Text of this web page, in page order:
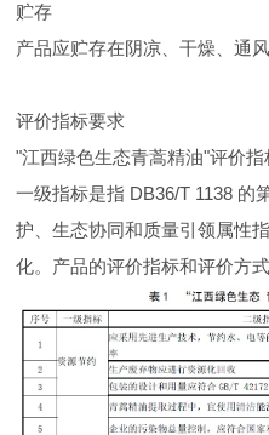
贮存
产品应贮存在阴凉、干燥、通
评价指标要求
"江西绿色生态青蒿精油"评价指
一级指标是指 DB36/T 1138 的
护、生态协同和质量引领属性
化。产品的评价指标和评价方